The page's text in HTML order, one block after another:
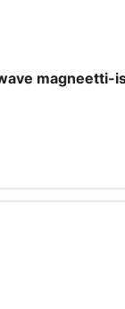
magneetti-